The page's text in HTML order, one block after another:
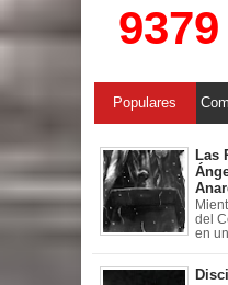
9379
Populares
Las
del
en